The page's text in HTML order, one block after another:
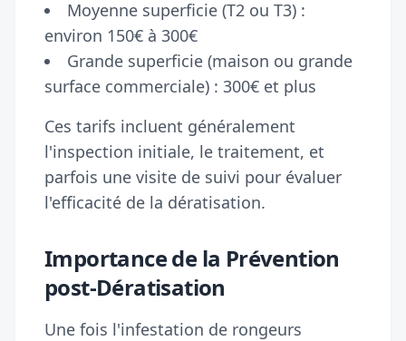
Moyenne superficie (T2 ou T3) :
environ 150€ à 300€
Grande superficie (maison ou grande
surface commerciale) : 300€ et plus
Ces tarifs incluent généralement
l'inspection initiale, le traitement, et
parfois une visite de suivi pour évaluer
l'efficacité de la dératisation.
Importance de la Prévention
post-Dératisation
Une fois l'infestation de rongeurs